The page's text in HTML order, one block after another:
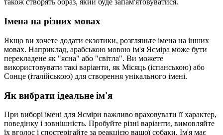
також створять образ, який буде запам'ятовуватися.
Імена на різних мовах
Якщо ви хочете додати екзотики, розгляньте імена на інших
мовах. Наприклад, арабською мовою ім'я Ясміра може бути
перекладене як "ясна" або "світла". Ви можете
використовувати такі варіанти, як Місяць (іспанською) або
Сонце (італійською) для створення унікального імені.
Як вибрати ідеальне ім'я
При виборі імені для Ясміри важливо враховувати її характер,
поведінку і зовнішність. Пробуйте різні варіанти, вимовляйте
їх вголос і спостерігайте за реакцією вашої собаки. Ім'я має